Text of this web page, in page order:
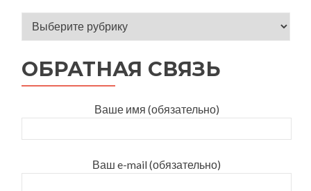
Оберіть відповідну рубрику
ОБРАТНАЯ СВЯЗЬ
Ваше имя (обязательно)
Ваш e-mail (обязательно)